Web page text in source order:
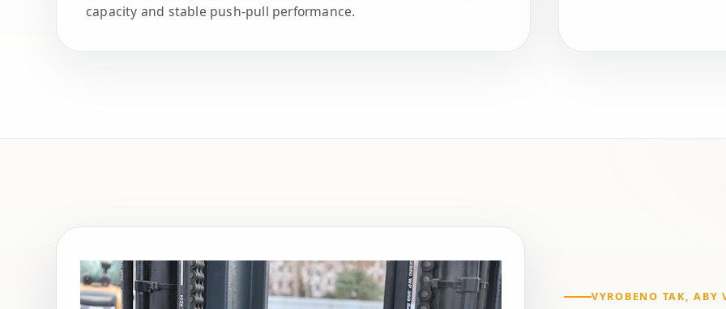
capacity and stable push-pull performance.
VYROBENO TAK, ABY